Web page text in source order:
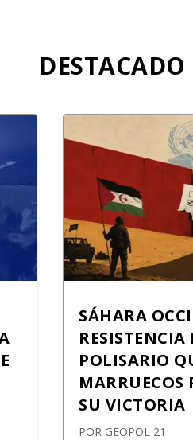
SÁHARA
RESISTENCIA
POLISARIO
MARRUECOS
SU VICTORIA
POR GEOPOL 21